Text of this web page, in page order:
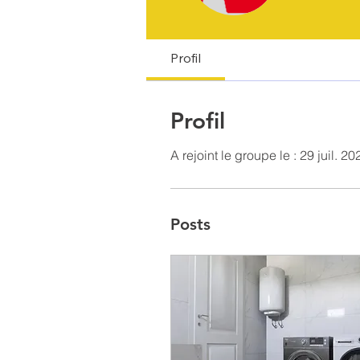
Profil
Profil
A rejoint le groupe le : 29 juil.
Posts